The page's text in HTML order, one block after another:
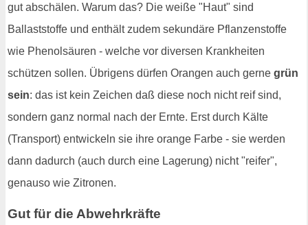
gut abschälen. Warum das? Die weiße "Haut" sind
Ballaststoffe und enthält zudem sekundäre Pflanzenstoffe
wie Phenolsäuren - welche vor diversen Krankheiten
schützen sollen. Übrigens dürfen Orangen auch gerne grün
sein: das ist kein Zeichen daß diese noch nicht reif sind,
sondern ganz normal nach der Ernte. Erst durch Kälte
(Transport) entwickeln sie ihre orange Farbe - sie werden
dann dadurch (auch durch eine Lagerung) nicht "reifer",
genauso wie Zitronen.
Gut für die Abwehrkräfte